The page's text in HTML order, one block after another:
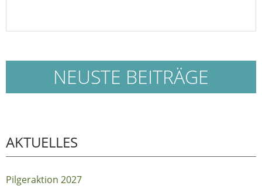
NEUSTE BEITRÄGE
AKTUELLES
Pilgeraktion 2027